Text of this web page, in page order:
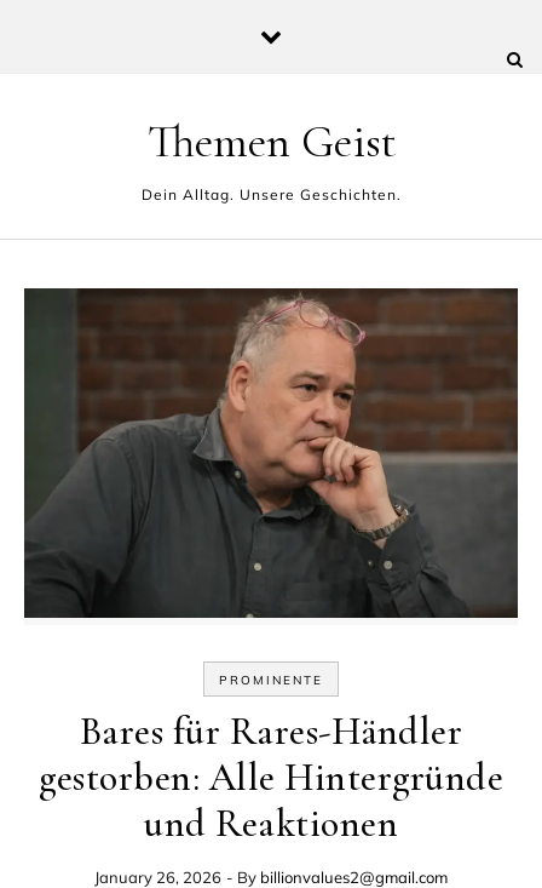
Themen Geist
Dein Alltag. Unsere Geschichten.
PROMINENTE
Bares für Rares-Händler
gestorben: Alle Hintergründe
und Reaktionen
January 26, 2026 - By billionvalues2@gmail.com